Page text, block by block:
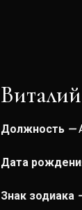
Должность —
Дата
Знак зодиака